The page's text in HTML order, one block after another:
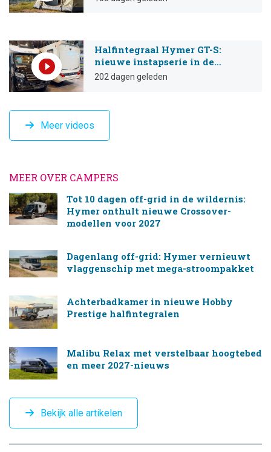
Halfintegraal Hymer GT-S:
nieuwe instapserie in de
premiumklasse
202 dagen geleden
Meer videos
MEER OVER CAMPERS
Tot 10 dagen off-grid in de wildernis:
Hymer onthult nieuwe Crossover-
modellen voor 2027
Dagenlang off-grid: Hymer vernieuwt
vlaggenschip met mega-stroompakket
Achterbadkamer in nieuwe Hobby
Prestige halfintegralen
Malibu Relax met verstelbaar hoogtebed
en meer 2027-nieuws
Bekijk alle artikelen